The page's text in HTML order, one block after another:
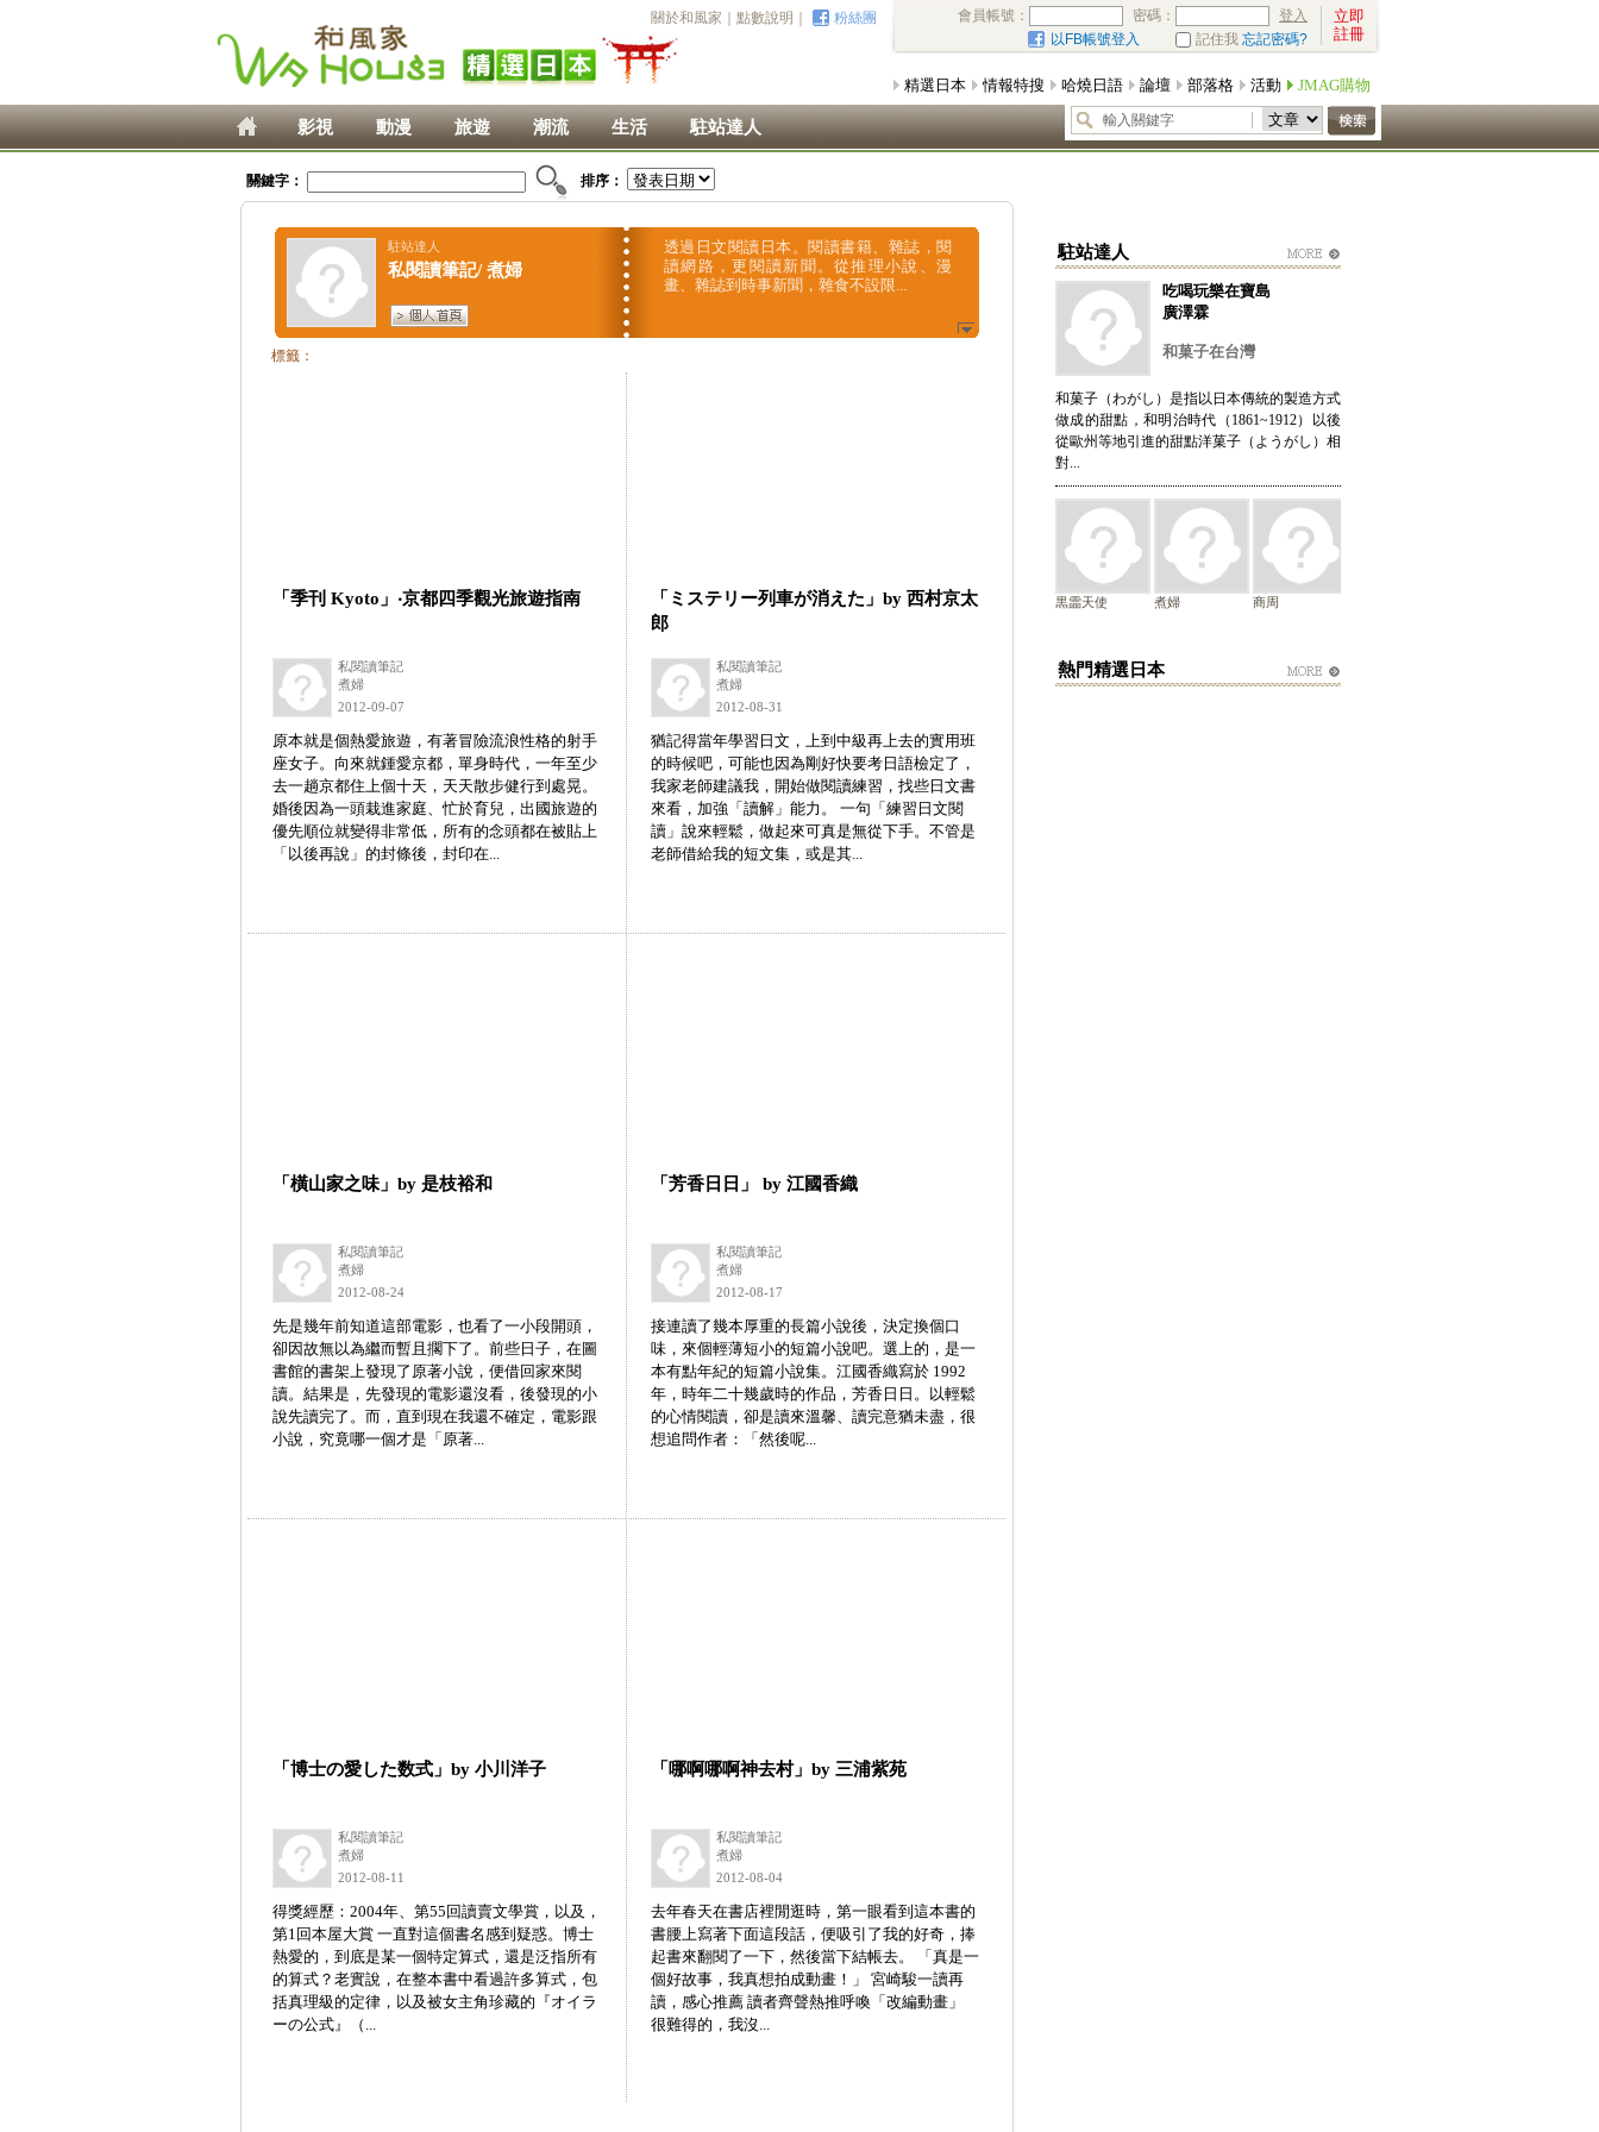
會員帳號： 密碼：
登入
以FB帳號登入
記住我 忘記密碼?
立即
註冊
關於和風家 點數說明 粉絲團
精選日本 情報特搜 哈燒日語 論壇 部落格 活動 JMAG購物
影視 動漫 旅遊 潮流 生活 駐站達人
關鍵字： 排序：
駐站達人
私閱讀筆記/ 煮婦
透過日文閱讀日本。閱讀書籍、雜誌，閱
讀網路，更閱讀新聞。從推理小說、漫
畫、雜誌到時事新聞，雜食不設限...
標籤：
「季刊 Kyoto」‧京都四季觀光旅遊指南
私閱讀筆記
煮婦
2012-09-07
原本就是個熱愛旅遊，有著冒險流浪性格的射手
座女子。向來就鍾愛京都，單身時代，一年至少
去一趟京都住上個十天，天天散步健行到處晃。
婚後因為一頭栽進家庭、忙於育兒，出國旅遊的
優先順位就變得非常低，所有的念頭都在被貼上
「以後再說」的封條後，封印在...
「ミステリー列車が消えた」by 西村京太
郎
私閱讀筆記
煮婦
2012-08-31
猶記得當年學習日文，上到中級再上去的實用班
的時候吧，可能也因為剛好快要考日語檢定了，
我家老師建議我，開始做閱讀練習，找些日文書
來看，加強「讀解」能力。 一句「練習日文閱
讀」說來輕鬆，做起來可真是無從下手。不管是
老師借給我的短文集，或是其...
「橫山家之味」by 是枝裕和
私閱讀筆記
煮婦
2012-08-24
先是幾年前知道這部電影，也看了一小段開頭，
卻因故無以為繼而暫且擱下了。前些日子，在圖
書館的書架上發現了原著小說，便借回家來閱
讀。結果是，先發現的電影還沒看，後發現的小
說先讀完了。而，直到現在我還不確定，電影跟
小說，究竟哪一個才是「原著...
「芳香日日」 by 江國香織
私閱讀筆記
煮婦
2012-08-17
接連讀了幾本厚重的長篇小說後，決定換個口
味，來個輕薄短小的短篇小說吧。選上的，是一
本有點年紀的短篇小說集。江國香織寫於 1992
年，時年二十幾歲時的作品，芳香日日。以輕鬆
的心情閱讀，卻是讀來溫馨、讀完意猶未盡，很
想追問作者：「然後呢...
「博士の愛した数式」by 小川洋子
私閱讀筆記
煮婦
2012-08-11
得獎經歷：2004年、第55回讀賣文學賞，以及，
第1回本屋大賞 一直對這個書名感到疑惑。博士
熱愛的，到底是某一個特定算式，還是泛指所有
的算式？老實說，在整本書中看過許多算式，包
括真理級的定律，以及被女主角珍藏的『オイラ
ーの公式』（...
「哪啊哪啊神去村」by 三浦紫苑
私閱讀筆記
煮婦
2012-08-04
去年春天在書店裡閒逛時，第一眼看到這本書的
書腰上寫著下面這段話，便吸引了我的好奇，捧
起書來翻閱了一下，然後當下結帳去。 「真是一
個好故事，我真想拍成動畫！」 宮崎駿一讀再
讀，感心推薦 讀者齊聲熱推呼喚「改編動畫」
很難得的，我沒...
駐站達人
吃喝玩樂在寶島
廣澤霖
和菓子在台灣
和菓子（わがし）是指以日本傳統的製造方式
做成的甜點，和明治時代（1861~1912）以後
從歐州等地引進的甜點洋菓子（ようがし）相
對...
黒霝天使 煮婦 商周
熱門精選日本